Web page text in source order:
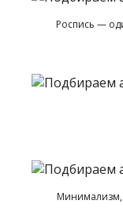
Роспись —
Минимализм,